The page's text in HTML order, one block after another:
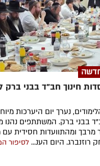
חינוך חב"ד בבני
נערך יום היערכות
בבני ברק. המשתתפים
ומהתוועדות חסידית עם
רוזנברג. היום הענ... לסיפור